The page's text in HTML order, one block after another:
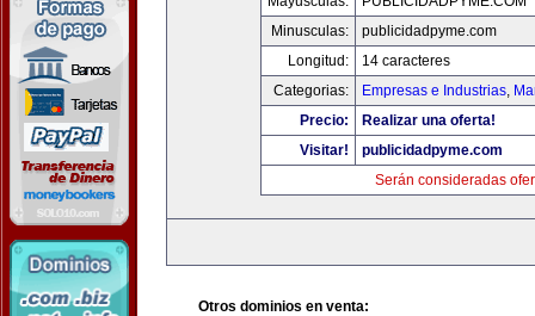
Minusculas:
publicidadpyme.com
Longitud:
14 caracteres
Categorias:
Empresas e Industrias,
Precio:
Realizar una oferta!
Visitar!
publicidadpyme.com
Serán consideradas
Otros dominios en venta: